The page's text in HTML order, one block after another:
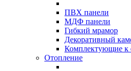
ПВХ панели
МДФ панели
Гибкий мрамор
Декоративный
Комплектующие к
Отопление